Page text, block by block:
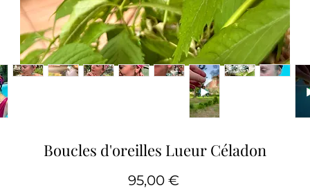
Boucles d'oreilles Lueur Céladon
95,00 €Prix